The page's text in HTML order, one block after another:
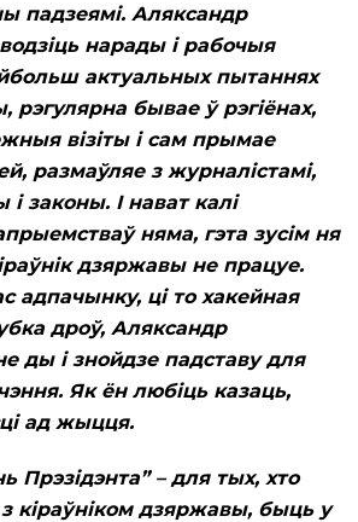
падзеямі. Аляксандр
нарады і рабочыя
актуальных пытаннях
рэгулярна бывае ў рэгіёнах,
візіты і сам прымае
размаўляе з журналістамі,
і законы. І нават калі
няма, гэта зусім ня
дзяржавы не працуе.
адпачынку, ці то хакейная
дроў, Аляксандр
ды і знойдзе падставу для
Як ён любіць казаць,
ад жыцця.
Прэзідэнта” – для тых, хто
з кіраўніком дзяржавы, быць у